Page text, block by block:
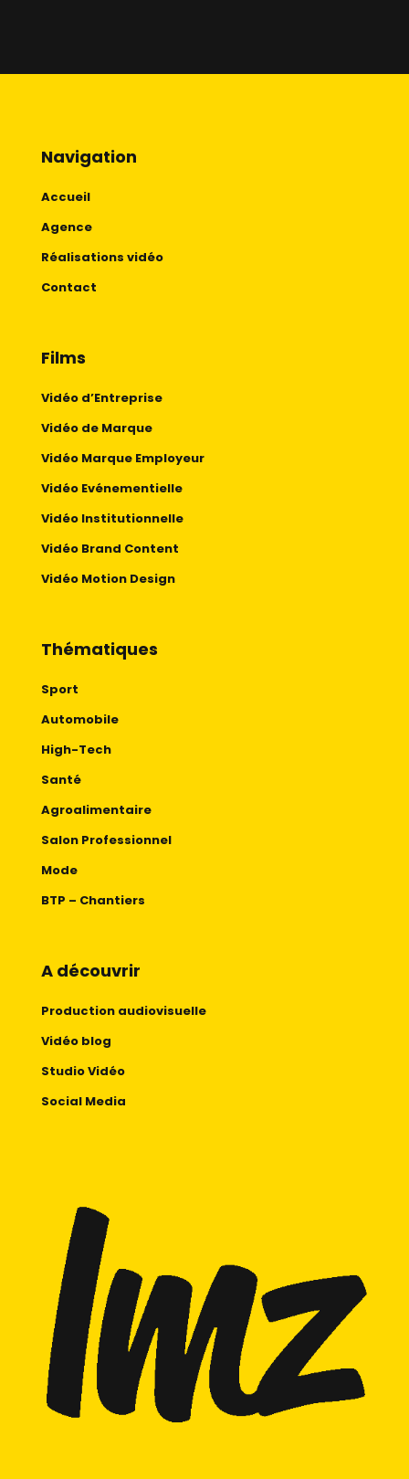
Navigation
Accueil
Agence
Réalisations vidéo
Contact
Films
Vidéo d’Entreprise
Vidéo de Marque
Vidéo Marque Employeur
Vidéo Evénementielle
Vidéo Institutionnelle
Vidéo Brand Content
Vidéo Motion Design
Thématiques
Sport
Automobile
High-Tech
Santé
Agroalimentaire
Salon Professionnel
Mode
BTP – Chantiers
A découvrir
Production audiovisuelle
Vidéo blog
Studio Vidéo
Social Media